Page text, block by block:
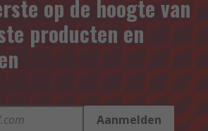
op de hoogte van
producten en
Aanmelden